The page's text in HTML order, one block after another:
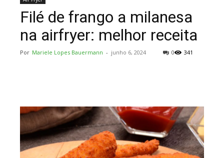
Filé de frango a milanesa
na airfryer: melhor receita
Por Mariele Lopes Bauermann - junho 6, 2024 341
0